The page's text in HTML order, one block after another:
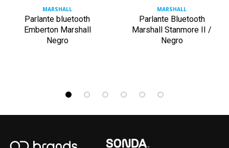
MARSHALL
Parlante bluetooth
Emberton Marshall
Negro
MARSHALL
Parlante Bluetooth
Marshall Stanmore II /
Negro